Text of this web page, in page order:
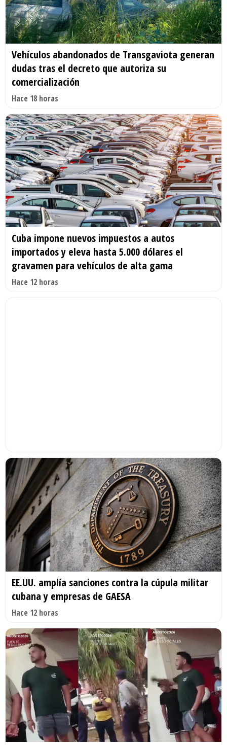
Vehículos abandonados de Transgaviota generan
dudas tras el decreto que autoriza su
comercialización
Hace 18 horas
Cuba impone nuevos impuestos a autos
importados y eleva hasta 5.000 dólares el
gravamen para vehículos de alta gama
Hace 12 horas
EE.UU. amplía sanciones contra la cúpula militar
cubana y empresas de GAESA
Hace 12 horas